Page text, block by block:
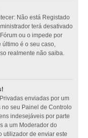
Não está Registado
terá desativado
ou o impede por
último é o seu caso,
realmente não saiba.
enviadas por um
seu Painel de Controlo
indesejáveis por parte
a um Moderador do
utilizador de enviar este